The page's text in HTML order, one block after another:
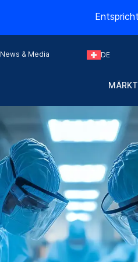
News & Media DE